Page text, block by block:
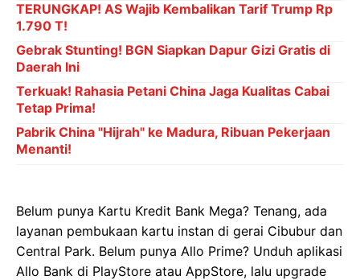
TERUNGKAP! AS Wajib Kembalikan Tarif Trump Rp
1.790 T!
Gebrak Stunting! BGN Siapkan Dapur Gizi Gratis di
Daerah Ini
Terkuak! Rahasia Petani China Jaga Kualitas Cabai
Tetap Prima!
Pabrik China "Hijrah" ke Madura, Ribuan Pekerjaan
Menanti!
Belum punya Kartu Kredit Bank Mega? Tenang, ada
layanan pembukaan kartu instan di gerai Cibubur dan
Central Park. Belum punya Allo Prime? Unduh aplikasi
Allo Bank di PlayStore atau AppStore, lalu upgrade